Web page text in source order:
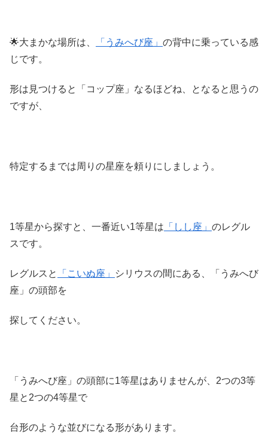
🌟大まかな場所は、 「うみへび座」 の背中に乗っている感
じです。
形は見つけると「コップ座」なるほどね、となると思うの
ですが、
特定するまでは周りの星座を頼りにしましょう。
1等星から探すと、一番近い1等星は 「しし座」 のレグル
スです。
レグルスと 「こいぬ座」
シリウスの間にある、「うみへび
座」の頭部を
探してください。
「うみへび座」の頭部に1等星はありませんが、2つの3等
星と2つの4等星で
台形のような並びになる形があります。